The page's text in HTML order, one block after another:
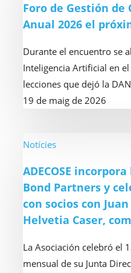
XXXII
Edición
Foro
de
Gestión
de
y
Cena
Anual
2026
el
10
de
Foro de Gestión de
Anual 2026 el
Durante el encuentro se
Inteligencia Artificial en
lecciones que dejó la
19 de maig de 2026
ADECOSE
la
correduría
Loyal
Bond
y
celebra
Notícies
ADECOSE
Bond Partners y
con socios con
Helvetia Caser,
La Asociación celebró el
mensual de su Junta